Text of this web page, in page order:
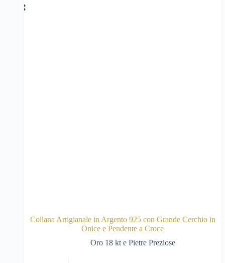
Collana Artigianale in Argento 925 con Grande Cerchio in
Onice e Pendente a Croce
Oro 18 kt e Pietre Preziose